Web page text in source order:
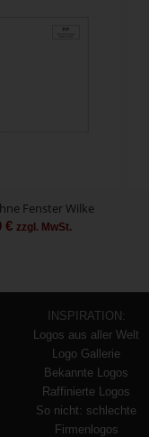
Fenster Wilke
€ zzgl. MwSt.
INSPIRATION:
Logos aus aller Welt
Logo Gallerie
Bekannte Logos
Raffinierte Logos
So nicht: schlechte
Firmenlogos